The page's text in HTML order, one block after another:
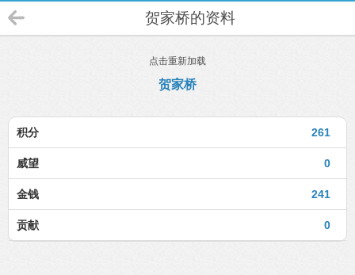
贺家桥的资料
点击重新加载
贺家桥
261
积分
0
威望
241
金钱
0
贡献